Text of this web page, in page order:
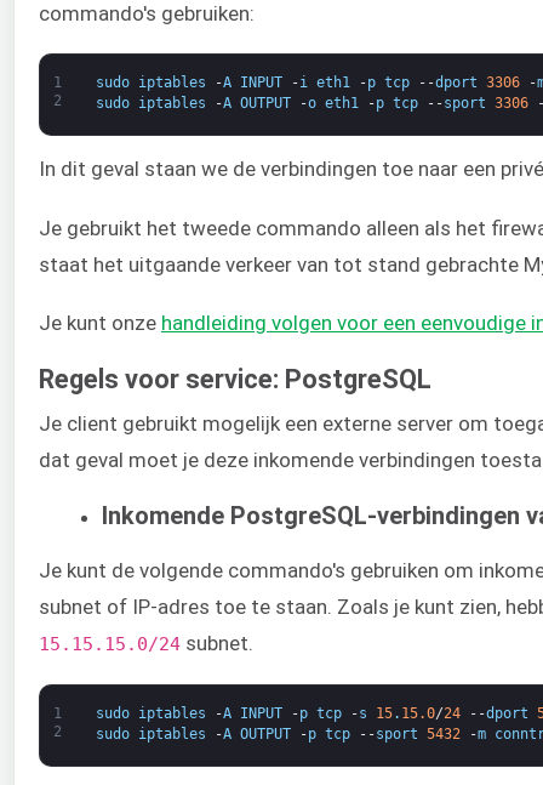
commando's gebruiken:
1
2
sudo iptables -A INPUT -i eth1 -p tcp --dport 3306 -
sudo
iptables -A OUTPUT -o eth1 -p tcp --sport 3306
In dit geval staan we de verbindingen toe naar een
Je gebruikt het tweede commando alleen als het
staat het uitgaande verkeer van tot stand gebrachte
Je kunt onze ​ handleiding volgen voor een eenvoudige
Regels voor service: PostgreSQL
Je client gebruikt mogelijk een externe server om
dat geval moet je deze inkomende verbindingen
Inkomende PostgreSQL-verbindingen
Je kunt de volgende commando's gebruiken om
subnet of IP-adres toe te staan. Zoals je kunt zien,
15.15.15.0/24​ subnet.
1
2
sudo iptables -A INPUT -p tcp -s 15. 15.0/24 --dport
sudo
iptables -A OUTPUT -p tcp --sport 5432 -m